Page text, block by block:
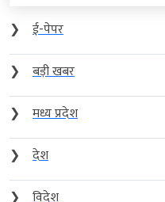
❯
ई-पेपर
❯
बड़ी खबर
❯
मध्य प्रदेश
❯
देश
❯
विदेश